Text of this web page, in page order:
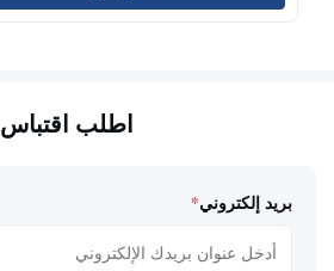
اطلب اقتباس
بريد إلكتروني*